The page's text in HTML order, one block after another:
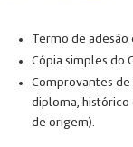
Termo de adesão
Cópia simples do
Comprovantes de
diploma, histórico
de origem).